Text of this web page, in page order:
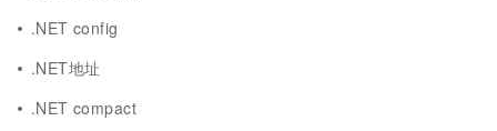
.NET config
.NET地址
.NET compact